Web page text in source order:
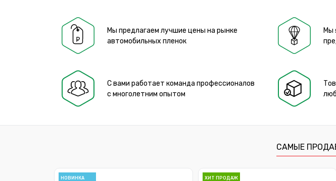
Мы предлагаем лучшие цены на рынке
автомобильных пленок
Мы
С вами работает команда профессионалов
с многолетним опытом
САМЫЕ
НОВИНКА ХИТ ПРОДАЖ